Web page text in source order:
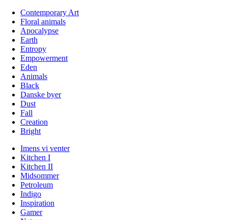
Contemporary Art
Floral animals
Apocalypse
Earth
Entropy
Empowerment
Eden
Animals
Black
Danske byer
Dust
Fall
Creation
Bright
Imens vi venter
Kitchen I
Kitchen II
Midsommer
Petroleum
Indigo
Inspiration
Gamer